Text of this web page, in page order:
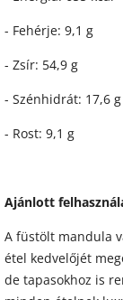
- Fehérje: 9,1 g
- Zsír: 54,9 g
- Szénhidrát: 17,6 g
- Rost: 9,1 g
Ajánlott
A füstölt mandula
étel kedvelőjét
de tapasokhoz is